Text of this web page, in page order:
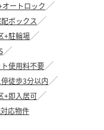
ートロック
ボックス
+駐輪場
使用料不要
徒歩3分以内
+即入居可
応物件